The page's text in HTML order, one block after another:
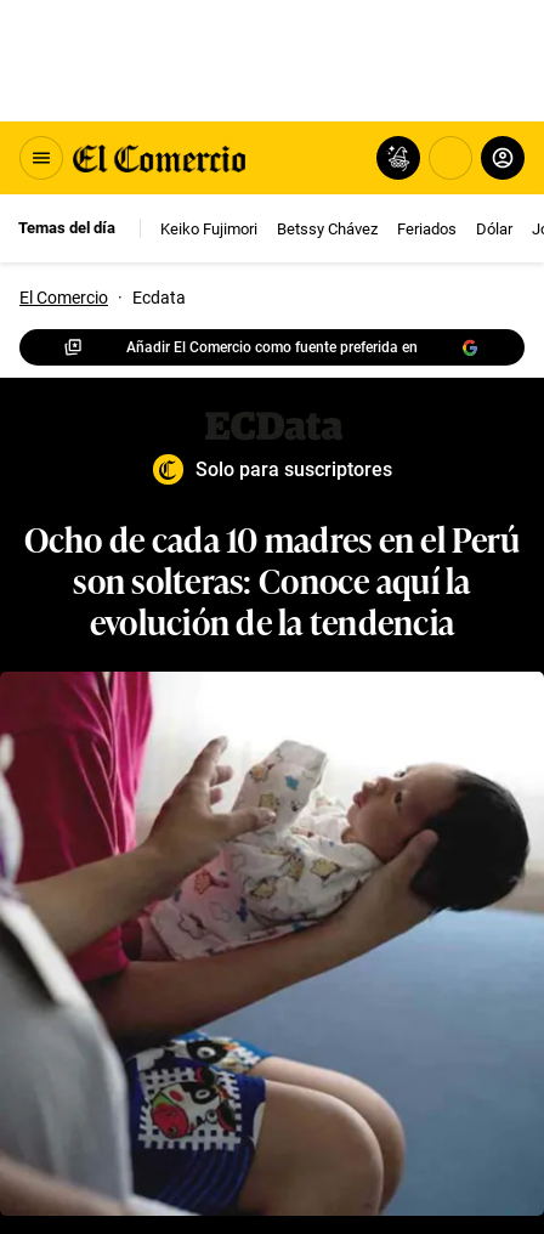
Temas del día Keiko Fujimori Betssy Chávez Feriados Dólar
El Comercio · Ecdata
Añadir El Comercio como fuente preferida en
Solo para suscriptores
Ocho de cada 10 madres en el Perú
son solteras: Conoce aquí la
evolución de la tendencia